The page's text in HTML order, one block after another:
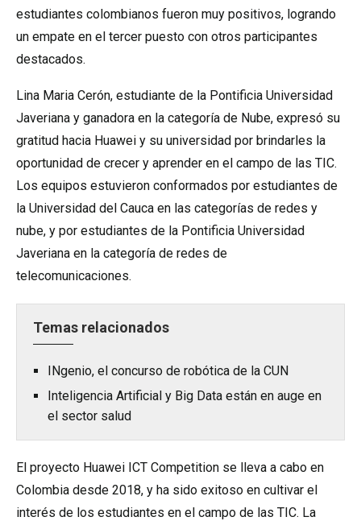
estudiantes colombianos fueron muy positivos, logrando
un empate en el tercer puesto con otros participantes
destacados.
Lina Maria Cerón, estudiante de la Pontificia Universidad
Javeriana y ganadora en la categoría de Nube, expresó su
gratitud hacia Huawei y su universidad por brindarles la
oportunidad de crecer y aprender en el campo de las TIC.
Los equipos estuvieron conformados por estudiantes de
la Universidad del Cauca en las categorías de redes y
nube, y por estudiantes de la Pontificia Universidad
Javeriana en la categoría de redes de
telecomunicaciones.
Temas relacionados
INgenio, el concurso de robótica de la CUN
Inteligencia Artificial y Big Data están en auge en
el sector salud
El proyecto Huawei ICT Competition se lleva a cabo en
Colombia desde 2018, y ha sido exitoso en cultivar el
interés de los estudiantes en el campo de las TIC. La